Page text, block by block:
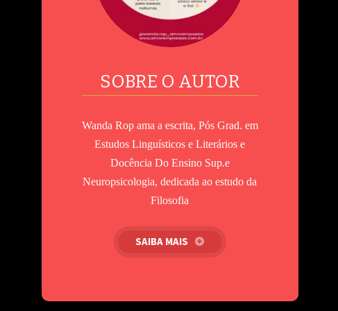
SOBRE O AUTOR
Wanda Rop ama a escrita, Pós Grad. em
Estudos Linguísticos e Literários e
Docência Do Ensino Sup.e
Neuropsicologia, dedicada ao estudo da
Filosofia
SAIBA MAIS